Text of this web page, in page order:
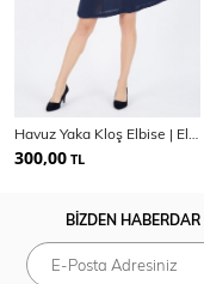
Havuz Yaka Kloş Elbise | Elb32173
300,00 TL
BİZDEN